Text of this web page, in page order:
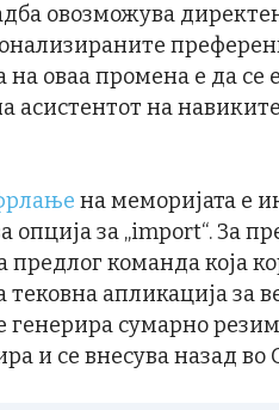
овозможува
оваа промена е да се
асистентот на
на меморијата е
опција за „import“. За
команда која
тековна апликација за
генерира сумарно
и се внесува назад во